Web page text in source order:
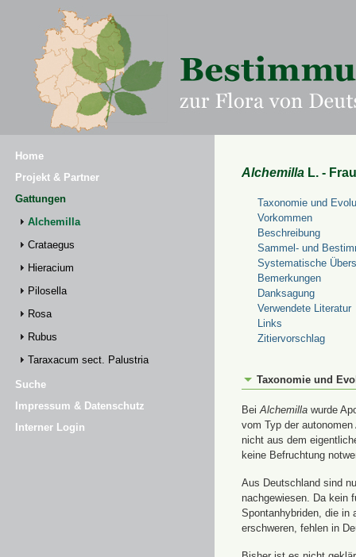
Home
Projekt & Partner
Gattungen
Alchemilla
Crataegus
Hieracium
Pilosella
Rosa
Rubus
Taraxacum sect. Palustria
Suche
Impressum & Datenschutz
Interner Login
Alchemilla L. -
Taxonomie und
Vorkommen
Beschreibung
Sammel- und
Systematische
Bemerkungen
Danksagung
Verwendete Literatur
Links
Zitiervorschlag
Taxonomie und
BeiAlchemilla wurde
vom Typ der
nicht aus dem
keine Befruchtung
Aus Deutschland sind
nachgewiesen. Da kein
Spontanhybriden, die in
erschweren, fehlen in